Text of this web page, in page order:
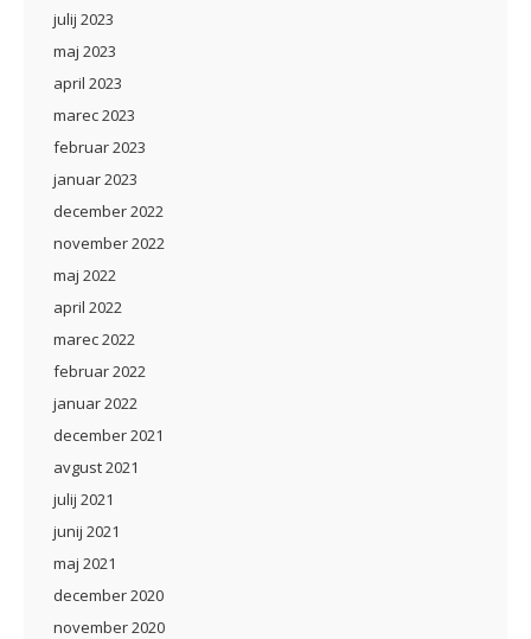
julij 2023
maj 2023
april 2023
marec 2023
februar 2023
januar 2023
december 2022
november 2022
maj 2022
april 2022
marec 2022
februar 2022
januar 2022
december 2021
avgust 2021
julij 2021
junij 2021
maj 2021
december 2020
november 2020